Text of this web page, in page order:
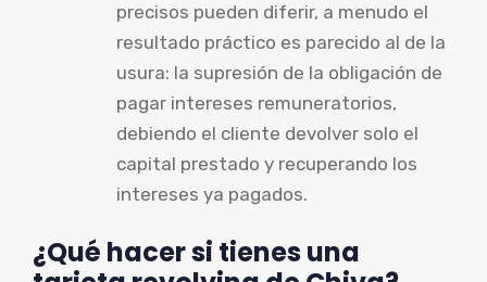
precisos pueden diferir, a menudo el
resultado práctico es parecido al de la
usura: la supresión de la obligación de
pagar intereses remuneratorios,
debiendo el cliente devolver solo el
capital prestado y recuperando los
intereses ya pagados.
¿Qué hacer si tienes una